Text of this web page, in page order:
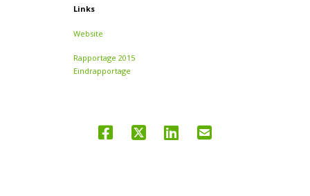
Links
Website
Rapportage 2015
Eindrapportage